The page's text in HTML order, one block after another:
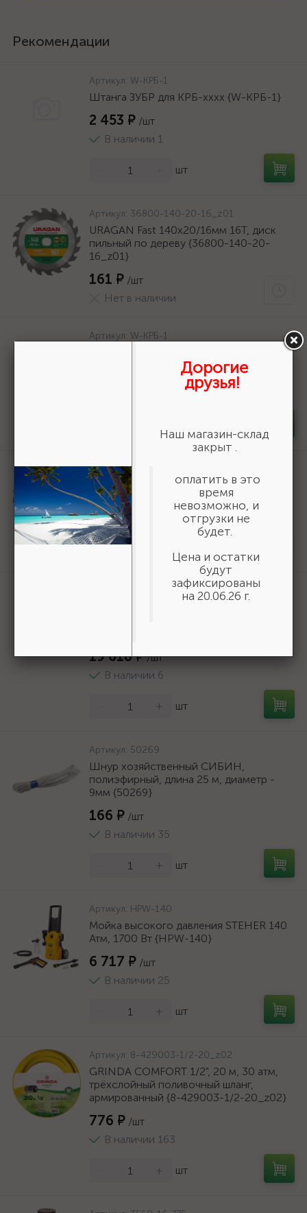
Рекомендации
Артикул: W-КРБ-1
Штанга ЗУБР для КРБ-хххх {W-КРБ-1}
2 453 ₽ /шт
В наличии 1
шт
Артикул: 36800-140-20-16_z01
URAGAN Fast 140x20/16мм 16Т, диск
пильный по дереву {36800-140-20-
16_z01}
161 ₽ /шт
Нет в наличии
Артикул: W-КРБ-1
Артикул:36800-140-20-16_z01
URAGAN Fast 140x20/16мм 16Т, диск
пильный по дереву {36800-140-20-
16_z01}
161 ₽ /шт
Нет в наличии
3550-16-775
19 618 ₽ /шт
В наличии 6
+ шт
Артикул: 50269
Шнур хозяйственный СИБИН,
полиэфирный, длина 25 м, диаметр -
9мм {50269}
166 ₽ /шт
В наличии 35
+ шт
Артикул: HPW-140
Мойка высокого давления STEHER 140
Атм, 1700 Вт {HPW-140}
6 717 ₽ /шт
В наличии 25
+ шт
Артикул: 8-429003-1/2-20_z02
GRINDA COMFORT 1/2", 20 м, 30 атм,
трёхслойный поливочный шланг,
армированный {8-429003-1/2-20_z02}
776 ₽ /шт
В наличии 163
+ шт
Дорогие
друзья!
Наш магазин-склад
закрыт .
оплатить в это
время
невозможно, и
отгрузки не
будет.
Цена и остатки
будут
зафиксированы
на 20.06.26 г.